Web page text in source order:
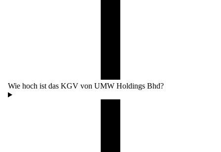
Wie hoch ist das KGV von UMW Holdings Bhd?